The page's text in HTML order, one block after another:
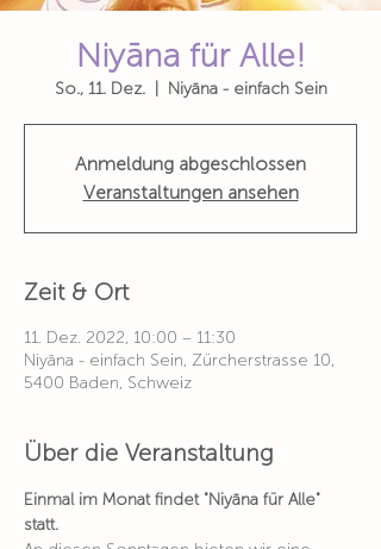
Niyāna für Alle!
So., 11. Dez.
  |
Niyāna - einfach Sein
Anmeldung abgeschlossen
Veranstaltungen ansehen
Zeit & Ort
11. Dez. 2022, 10:00 – 11:30
Niyāna - einfach Sein, Zürcherstrasse 10,
5400 Baden, Schweiz
Über die Veranstaltung
Einmal im Monat findet "Niyāna für Alle"
statt.